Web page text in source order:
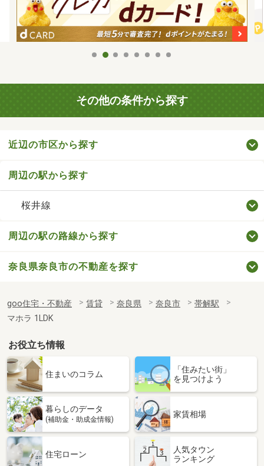
その他の条件から探す
近辺の市区から探す
周辺の駅から探す
桜井線
周辺の駅の路線から探す
奈良県奈良市の不動産を探す
goo住宅・不動産 賃貸 奈良県 奈良市
帯解駅
マホラ 1LDK
お役立ち情報
住まいのコラム
「住みたい街」
を見つけよう
暮らしのデータ
(補助金・助成金情報)
家賃相場
住宅ローン
人気タウン
ランキング